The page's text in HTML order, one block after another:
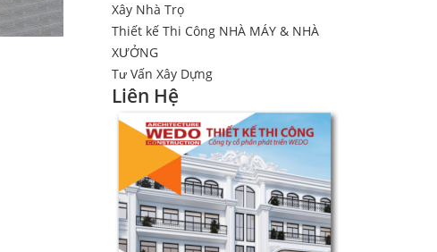
Xây Nhà Trọ
Thiết kế Thi Công NHÀ MÁY & NHÀ
XƯỞNG
Tư Vấn Xây Dựng
Liên Hệ